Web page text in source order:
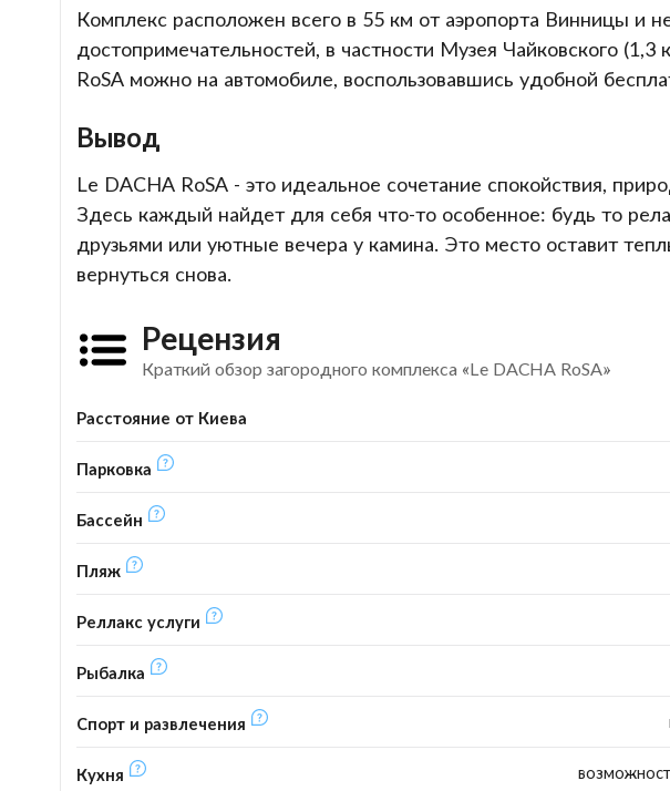
Комплекс расположен всего в 55 км от аэропорта Винницы и
достопримечательностей, в частности Музея Чайковского
RoSA можно на автомобиле, воспользовавшись удобной
Вывод
Le DACHA RoSA - это идеальное сочетание спокойствия,
Здесь каждый найдет для себя что-то особенное: будь то
друзьями или уютные вечера у камина. Это место оставит
вернуться снова.
Рецензия
Краткий обзор загородного комплекса «Le DACHA RoSA»
Расстояние от Киева
Парковка
Бассейн
Пляж
Реллакс услуги
Рыбалка
Спорт и развлечения
Кухня